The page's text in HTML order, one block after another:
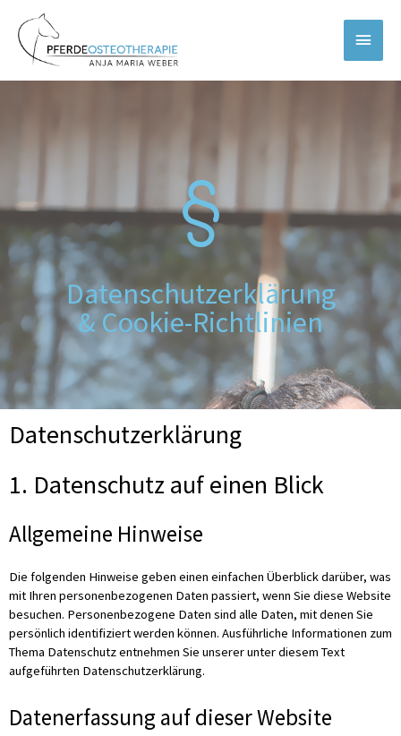
Datenschutzerklärung
& Cookie-Richtlinien
Datenschutz­erklärung
1. Datenschutz auf einen Blick
Allgemeine Hinweise
Die folgenden Hinweise geben einen einfachen Überblick darüber, was
mit Ihren personenbezogenen Daten passiert, wenn Sie diese Website
besuchen. Personenbezogene Daten sind alle Daten, mit denen Sie
persönlich identifiziert werden können. Ausführliche Informationen zum
Thema Datenschutz entnehmen Sie unserer unter diesem Text
aufgeführten Datenschutzerklärung.
Datenerfassung auf dieser Website